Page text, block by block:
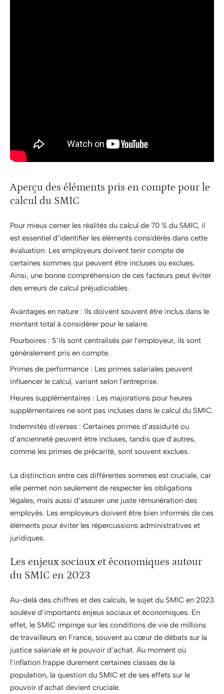
Aperçu des éléments pris en compte pour le
calcul du SMIC
Pour mieux cerner les réalités du calcul de 70 % du SMIC, il
est essentiel d’identifier les éléments considérés dans cette
évaluation. Les employeurs doivent tenir compte de
certaines sommes qui peuvent être incluses ou exclues.
Ainsi, une bonne compréhension de ces facteurs peut éviter
des erreurs de calcul préjudiciables.
Avantages en nature : Ils doivent souvent être inclus dans le
montant total à considérer pour le salaire.
Pourboires : S’ils sont centralisés par l’employeur, ils sont
généralement pris en compte.
Primes de performance : Les primes salariales peuvent
influencer le calcul, variant selon l’entreprise.
Heures supplémentaires : Les majorations pour heures
supplémentaires ne sont pas incluses dans le calcul du SMIC.
Indemnités diverses : Certaines primes d’assiduité ou
d’ancienneté peuvent être incluses, tandis que d’autres,
comme les primes de précarité, sont souvent exclues.
La distinction entre ces différentes sommes est cruciale, car
elle permet non seulement de respecter les obligations
légales, mais aussi d’assurer une juste rémunération des
employés. Les employeurs doivent être bien informés de ces
éléments pour éviter les répercussions administratives et
juridiques.
Les enjeux sociaux et économiques autour
du SMIC en 2023
Au-delà des chiffres et des calculs, le sujet du SMIC en 2023
soulève d’importants enjeux sociaux et économiques. En
effet, le SMIC impinge sur les conditions de vie de millions
de travailleurs en France, souvent au cœur de débats sur la
justice salariale et le pouvoir d’achat. Au moment où
l’inflation frappe durement certaines classes de la
population, la question du SMIC et de ses effets sur le
pouvoir d’achat devient cruciale.